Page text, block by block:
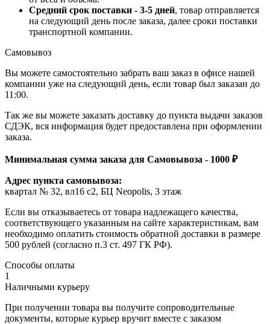
Средний срок поставки - 3-5 дней, товар отправляется
на следующий день после заказа, далее сроки поставки
транспортной компании.
Самовывоз
Вы можете самостоятельно забрать ваш заказ в офисе нашей
компании уже на следующий день, если товар был заказан до
11:00.
Так же вы можете заказать доставку до пункта выдачи заказов
СДЭК, вся информация будет предоставлена при оформлении
заказа.
Минимальная сумма заказа для Самовывоза - 1000 ₽
Адрес пункта самовывоза:
квартал № 32, вл16 с2, БЦ Neopolis, 3 этаж
Если вы отказываетесь от товара надлежащего качества,
соответствующего указанным на сайте характеристикам, вам
необходимо оплатить стоимость обратной доставки в размере
500 рублей (согласно п.3 ст. 497 ГК РФ).
Способы оплаты
1
Наличными курьеру
При получении товара вы получите сопроводительные
документы, которые курьер вручит вместе с заказом